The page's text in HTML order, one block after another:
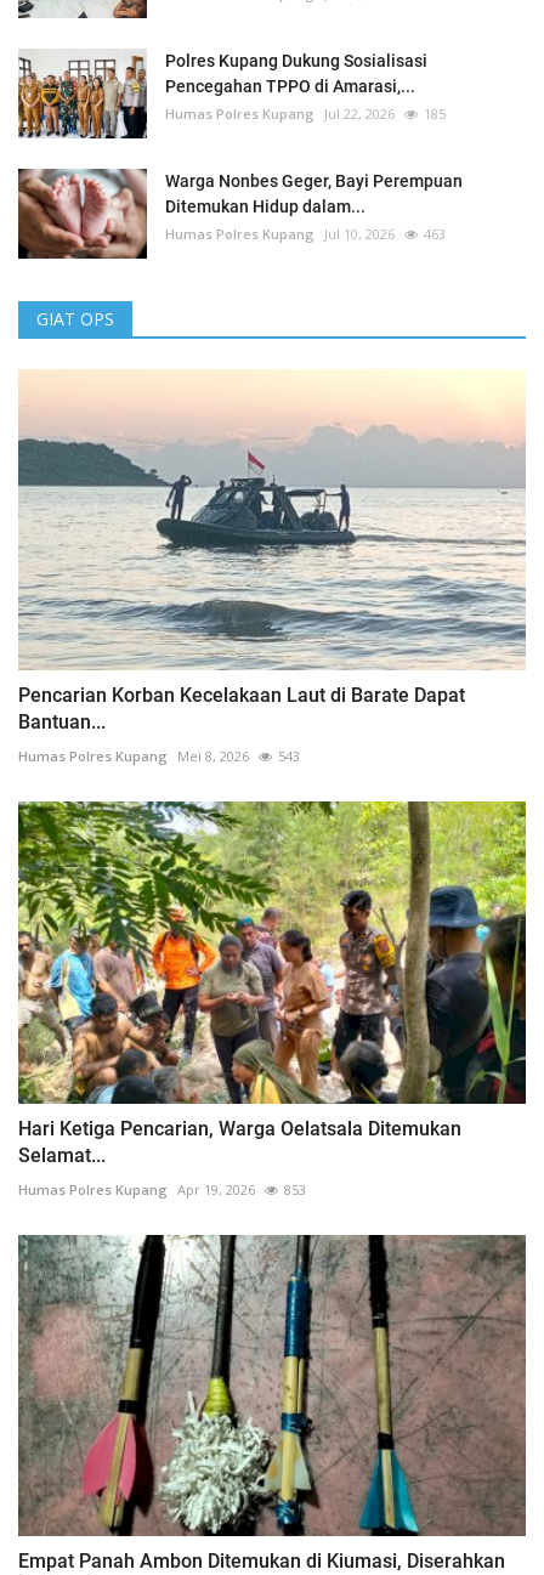
Polres Kupang Dukung Sosialisasi
Pencegahan TPPO di Amarasi,...
Humas Polres Kupang Jul 22, 2026 185
Warga Nonbes Geger, Bayi Perempuan
Ditemukan Hidup dalam...
Humas Polres Kupang Jul 10, 2026 463
GIAT OPS
Pencarian Korban Kecelakaan Laut di Barate Dapat
Bantuan...
Humas Polres Kupang Mei 8, 2026 543
Hari Ketiga Pencarian, Warga Oelatsala Ditemukan
Selamat...
Humas Polres Kupang Apr 19, 2026 853
Empat Panah Ambon Ditemukan di Kiumasi, Diserahkan